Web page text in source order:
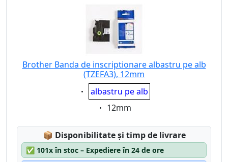
Brother Banda de inscriptionare albastru pe alb
(TZEFA3), 12mm
Eigenschaft:
albastru pe alb
Eigenschaft:
12mm
📦 Lagerstatus:
Disponibilitate și timp de livrare
✅ 101x în stoc – Expediere în 24 de ore